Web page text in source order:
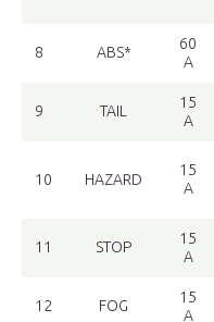
8 ABS*
60
A
9 TAIL
15
A
10 HAZARD
15
A
11 STOP
15
A
12 FOG
15
A